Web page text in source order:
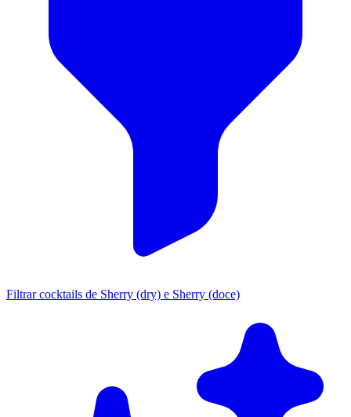
Filtrar cocktails de Sherry (dry) e Sherry (doce)